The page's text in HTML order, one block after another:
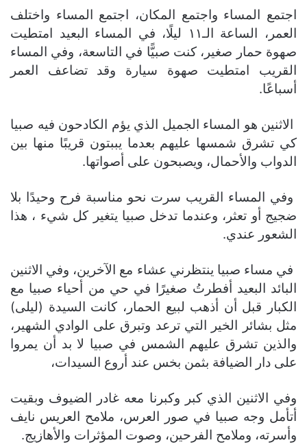
اجتمع المساء واجتمع المكان، اجتمع المساء واختلف
العمر، الساعة الـ١١ ليلًا، في المساء البعيد امتطيت
صهوة حمار صغير، كنت صبيًّا في التاسعة، وفي المساء
القريب امتطيت صهوة سيارة وقد تضاعف العمر
أسباعًا.
الاثنين هو المساء الجميل الذي يؤم الكادحون فيه صبيا
كي تشرق شمسها عليهم بعدما يببتون قريبًا منها بين
الدواب والأحمال، ويصبحون على أصواتها.
وفي المساء القريب سرت نحو مناسبة فرح وحيدًا بلا
ضجيج أو تعثر، وعندما تدخل صبيا يتغير كل شيء ، هذا
الشعور عندي.
في مساء صبيا ينتظرني عشاء مع الآخرين، وفي الاثنين
البائد البعيد أفطرتُ صغيرًا في حي من أحياء صبيا مع
الكبار قبل أن أذهب لبيع الحمار، كانت السيدة (ليلى)
مثل بشائر الخير التي ترعد وتبرق على الوادي الشهير،
والذين تشرق عليهم الشمس في صبيا لا بد أن يمروا
على دار الضيافة بثمن بخس عند أروع السيدات،
وفي الاثنين الذي كبر وكبرنا معه غادر الضيوف وبقيت
أتأمل وجه صبيا في صور العرس، ملامح العريس نايف
وأسرته، وملامح الفرحين، وصوت المؤثرات والأهازيج.